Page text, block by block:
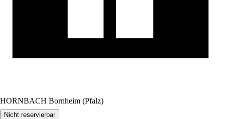
HORNBACH Bornheim (Pfalz)
Nicht reservierbar